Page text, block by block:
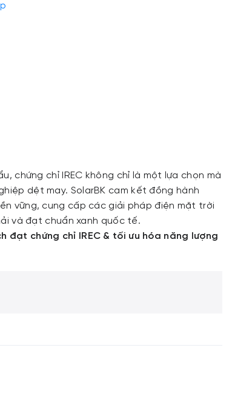
chứng chỉ IREC không chỉ là một lựa chọn mà
dệt may. SolarBK cam kết đồng hành
vững, cung cấp các giải pháp điện mặt trời
và đạt chuẩn xanh quốc tế.
đạt chứng chỉ IREC & tối ưu hóa năng lượng